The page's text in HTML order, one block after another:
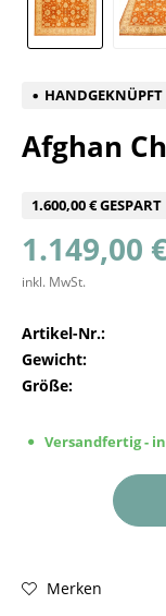
HANDGEKNÜPFT
Afghan
1.600,00 € GESPART
1.149,00
inkl. MwSt.
Artikel-Nr.:
Gewicht:
Größe:
Versandfertig -
Merken